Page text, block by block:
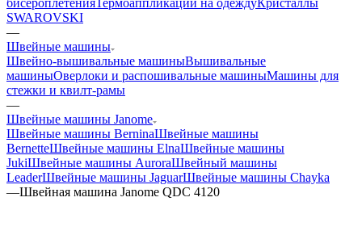
SWAROVSKI
—
Швейные машины
Швейно-вышивальные машиныВышивальные
машиныОверлоки и распошивальные машиныМашины для
стежки и квилт-рамы
—
Швейные машины Janome
Швейные машины BerninaШвейные машины
BernetteШвейные машины ElnaШвейные машины
JukiШвейные машины AuroraШвейный машины
LeaderШвейные машины JaguarШвейные машины Chayka
—Швейная машина Janome QDC 4120